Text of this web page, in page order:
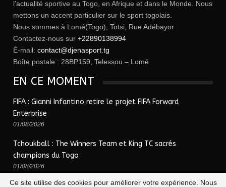
l’actualité sportive au Togo, en Afrique et dans le Monde. Nous
mettons un accent particulier sur le sport togolais.
Nous sommes à Lomé(Togo), Totsi, Rue Adébayor
Contactez-nous sur +22890138994
É-mail: contact@djenasport.tg
Boîte postale : 28BP159, Telessou – Lomé
EN CE MOMENT
FIFA : Gianni Infantino retire le projet FIFA Forward
Enterprise
01/08/2026
Tchoukball : The Winners Team et King TC sacrés
champions du Togo
01/08/2026
Ce site utilise des cookies pour améliorer votre expérience. Nous